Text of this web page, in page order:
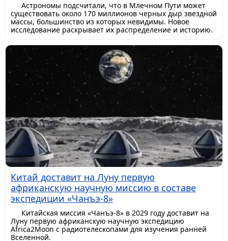
Астрономы подсчитали, что в Млечном Пути может
существовать около 170 миллионов черных дыр звездной
массы, большинство из которых невидимы. Новое
исследование раскрывает их распределение и историю.
Китай доставит на Луну первую
африканскую научную миссию в составе
экспедиции «Чанъэ-8»
Китайская миссия «Чанъэ-8» в 2029 году доставит на
Луну первую африканскую научную экспедицию
Africa2Moon с радиотелескопами для изучения ранней
Вселенной.